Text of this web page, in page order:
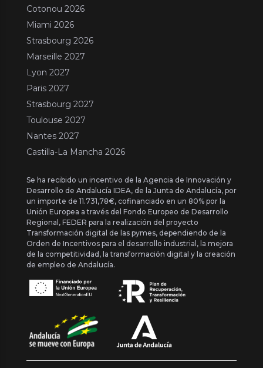
Cotonou 2026
Miami 2026
Strasbourg 2026
Marseille 2027
Lyon 2027
Paris 2027
Strasbourg 2027
Toulouse 2027
Nantes 2027
Castilla-La Mancha 2026
Se ha recibido un incentivo de la Agencia de Innovación y
Desarrollo de Andalucía IDEA, de la Junta de Andalucía, por
un importe de 11.731,78€, cofinanciado en un 80% por la
Unión Europea a través del Fondo Europeo de Desarrollo
Regional, FEDER para la realización del proyecto
Transformación digital de las pymes, dependiendo de la
Orden de Incentivos para el desarrollo industrial, la mejora
de la competitividad, la transformación digital y la creación
de empleo de Andalucía.